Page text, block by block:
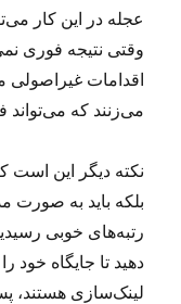
عجله در این کار
وقتی نتیجه فوری
اقدامات غیراصولی
می‌زنند که می‌تواند
نکته دیگر این است
بلکه باید به صورت
رتبه‌های خوبی
دهید تا جایگاه
لینک‌سازی هستند،